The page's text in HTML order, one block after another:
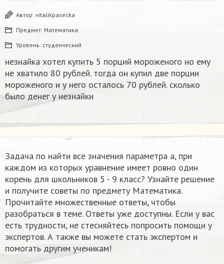
Автор: vitalikpasecka
Предмет: Математика
Уровень: студенческий
незнайка хотел купить 5 порций мороженого но ему
не хватило 80 рублей. тогда он купил две порции
мороженого и у него осталось 70 рублей. сколько
было денег у незнайки
Задача по найти все значения параметра а, при
каждом из которых уравнение имеет ровно один
корень для школьников 5 - 9 класс? Узнайте решение
и получите советы по предмету Математика.
Прочитайте множественные ответы, чтобы
разобраться в теме. Ответы уже доступны. Если у вас
есть трудности, не стесняйтесь попросить помощи у
экспертов. А также вы можете стать экспертом и
помогать другим ученикам!